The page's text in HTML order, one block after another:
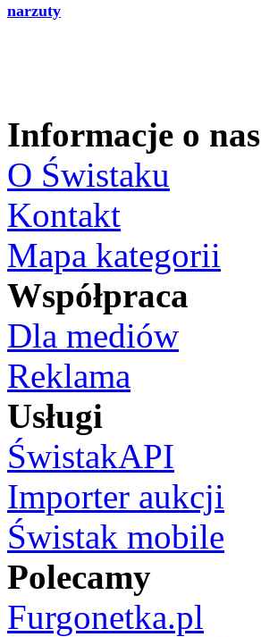
narzuty
Informacje o nas
O Świstaku
Kontakt
Mapa kategorii
Współpraca
Dla mediów
Reklama
Usługi
ŚwistakAPI
Importer aukcji
Świstak mobile
Polecamy
Furgonetka.pl